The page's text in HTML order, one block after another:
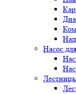
Насос